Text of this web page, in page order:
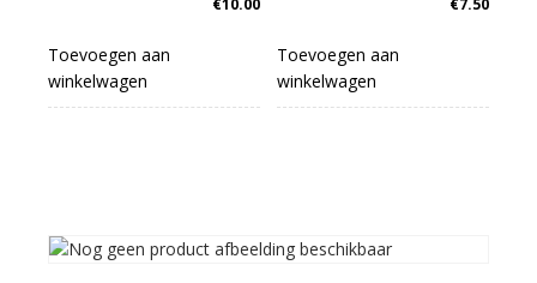
€10.00
Toevoegen aan
winkelwagen
€7.50
Toevoegen aan
winkelwagen